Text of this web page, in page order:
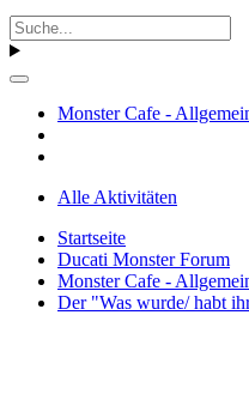
Monster Cafe -
Alle Aktivitäten
Startseite
Ducati Monster Forum
Monster Cafe -
Der "Was wurde/ habt